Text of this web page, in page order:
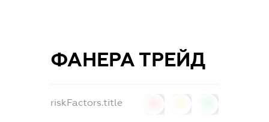
ФАНЕРА ТРЕЙД
riskFactors.title